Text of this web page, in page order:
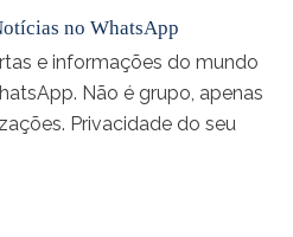
no WhatsApp
e informações do mundo
Não é grupo, apenas
Privacidade do seu